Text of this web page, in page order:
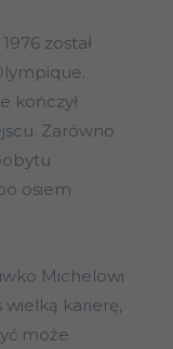
został
kończył
Zarówno
osiem
Michelowi
wielką karierę,
może